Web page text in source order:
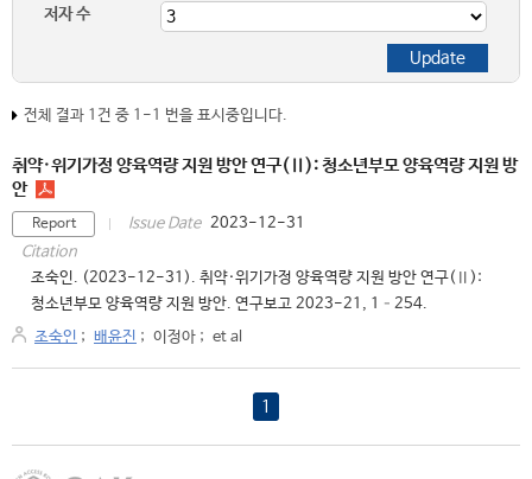
저자 수
전체 결과 1건 중 1-1 번을 표시중입니다.
취약·위기가정 양육역량 지원 방안 연구(Ⅱ): 청소년부모 양육역량 지원 방
안
Report Issue Date 2023-12-31
Citation
조숙인. (2023-12-31). 취약·위기가정 양육역량 지원 방안 연구(Ⅱ):
청소년부모 양육역량 지원 방안. 연구보고 2023-21, 1–254.
조숙인 ; 배윤진 ; 이정아 ; et al
1